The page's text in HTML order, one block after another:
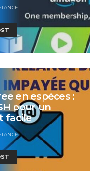
en espèces :
pour un
facile